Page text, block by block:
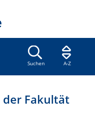
Suchen A-Z
Fakultät